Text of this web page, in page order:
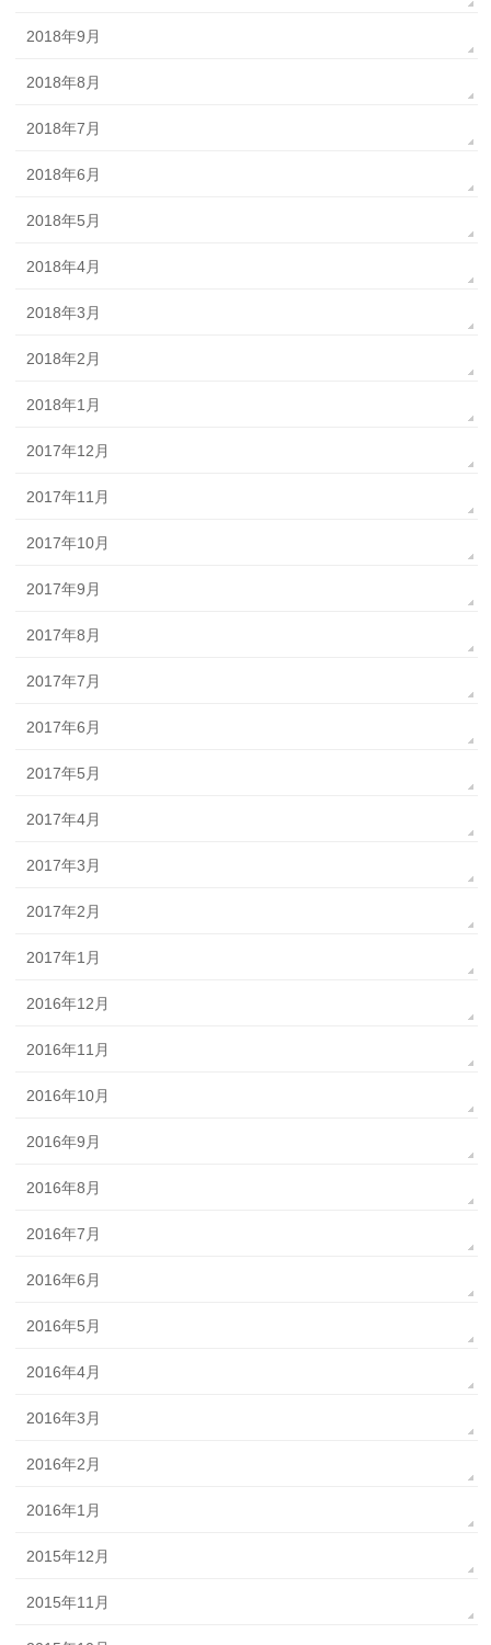
2018年9月
2018年8月
2018年7月
2018年6月
2018年5月
2018年4月
2018年3月
2018年2月
2018年1月
2017年12月
2017年11月
2017年10月
2017年9月
2017年8月
2017年7月
2017年6月
2017年5月
2017年4月
2017年3月
2017年2月
2017年1月
2016年12月
2016年11月
2016年10月
2016年9月
2016年8月
2016年7月
2016年6月
2016年5月
2016年4月
2016年3月
2016年2月
2016年1月
2015年12月
2015年11月